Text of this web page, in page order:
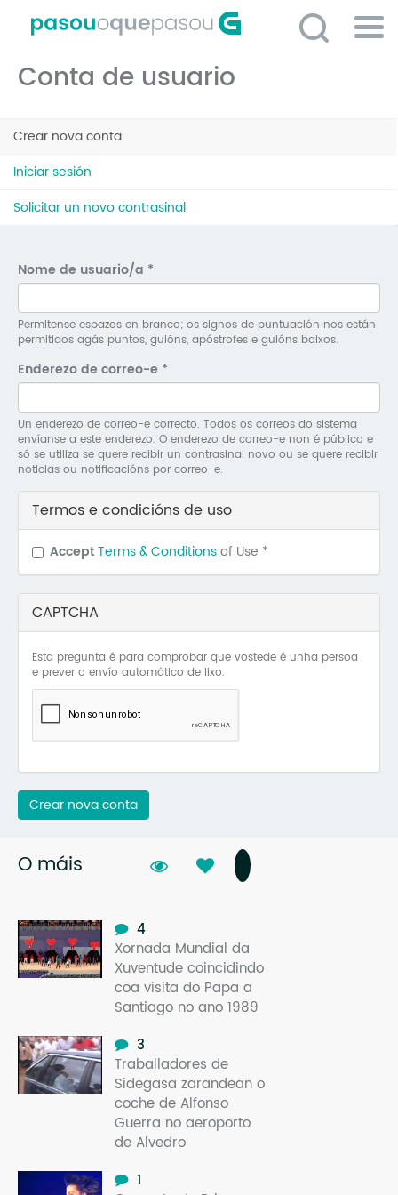
contido
O
O
Conta de usuario
Pestanas
principais
Crear nova conta
Iniciar sesión
Solicitar un novo contrasinal
Nome de usuario/a *
Permitense espazos en branco; os signos de puntuación nos están
permitidos agás puntos, guións, apóstrofes e guións baixos.
Enderezo de correo-e *
Un enderezo de correo-e correcto. Todos os correos do sistema
envíanse a este enderezo. O enderezo de correo-e non é público e
só se utiliza se quere recibir un contrasinal novo ou se quere recibir
noticias ou notificacións por correo-e.
Termos e condicións de uso
AcceptTerms & Conditionsof Use *
CAPTCHA
Esta pregunta é para comprobar que vostede é unha persoa
e prever o envío automático de lixo.
Crear nova conta
O máis
4
Xornada Mundial da
Xuventude coincidindo
coa visita do Papa a
Santiago no ano 1989
3
Traballadores de
Sidegasa zarandean o
coche de Alfonso
Guerra no aeroporto
de Alvedro
1